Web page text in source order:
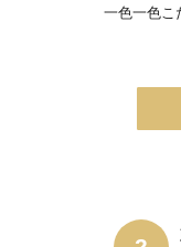
一色一色こ